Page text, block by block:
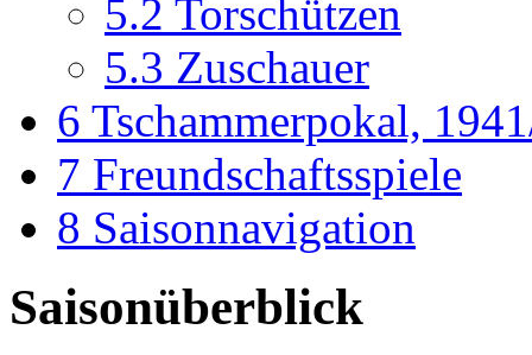
5.2 Torschützen
5.3 Zuschauer
6 Tschammerpokal,
7 Freundschaftsspiele
8 Saisonnavigation
Saisonüberblick